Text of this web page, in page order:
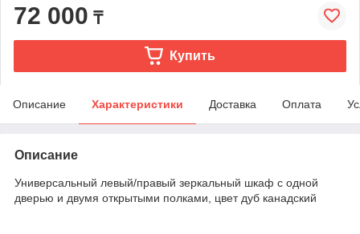
72 000 ₸
Купить
Описание Характеристики Доставка Оплата
Описание
Универсальный левый/правый зеркальный шкаф с одной
дверью и двумя открытыми полками, цвет дуб канадский